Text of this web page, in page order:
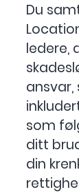
Du
ledere,
ansvar,
som
ditt
din